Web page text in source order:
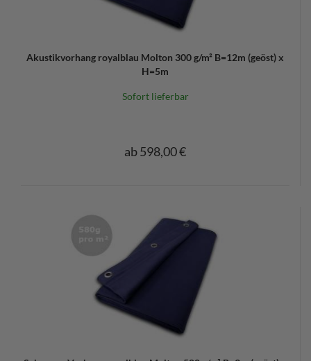
Akustikvorhang royalblau Molton 300 g/m² B=12m (geöst) x
H=5m
Sofort lieferbar
ab 598,00 €